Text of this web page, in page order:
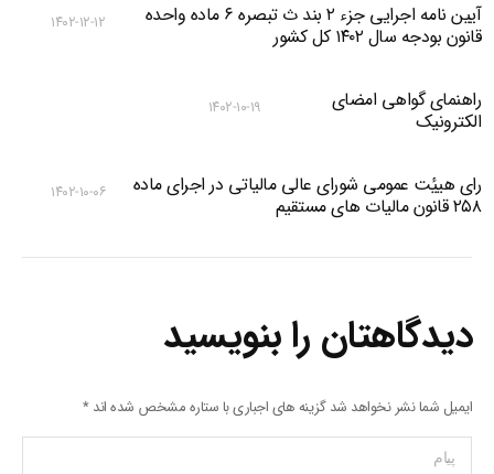
آیین نامه اجرایی جزء ۲ بند ث تبصره ۶ ماده واحده
قانون بودجه سال ۱۴۰۲ کل کشور
۱۴۰۲-۱۲-۱۲
راهنمای گواهی امضای
الکترونیک
۱۴۰۲-۱۰-۱۹
رای هییٔت عمومی شورای عالی مالیاتی در اجرای ماده
۲۵۸ قانون مالیات های مستقیم
۱۴۰۲-۱۰-۰۶
دیدگاهتان را بنویسید
ایمیل شما نشر نخواهد شد گزینه های اجباری با ستاره مشخص شده اند*
پیام